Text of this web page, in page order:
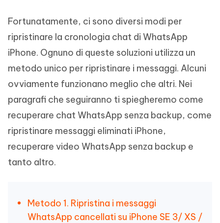
Fortunatamente, ci sono diversi modi per
ripristinare la cronologia chat di WhatsApp
iPhone. Ognuno di queste soluzioni utilizza un
metodo unico per ripristinare i messaggi. Alcuni
ovviamente funzionano meglio che altri. Nei
paragrafi che seguiranno ti spiegheremo come
recuperare chat WhatsApp senza backup, come
ripristinare messaggi eliminati iPhone,
recuperare video WhatsApp senza backup e
tanto altro.
Metodo 1. Ripristina i messaggi
WhatsApp cancellati su iPhone SE 3/ XS /